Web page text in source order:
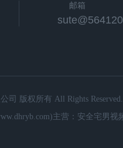
邮箱
司 版权所有 All Rights Reserved.
主营：安全宅